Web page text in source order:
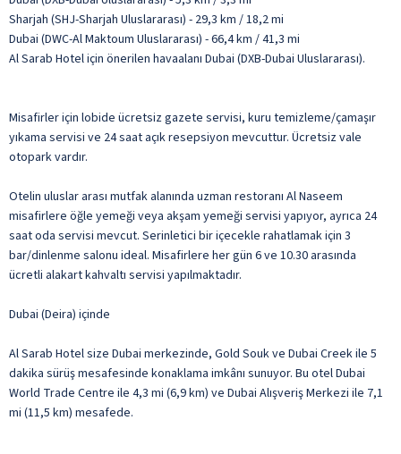
Sharjah (SHJ-Sharjah Uluslararası) - 29,3 km / 18,2 mi
Dubai (DWC-Al Maktoum Uluslararası) - 66,4 km / 41,3 mi
Al Sarab Hotel için önerilen havaalanı Dubai (DXB-Dubai Uluslararası).
Misafirler için lobide ücretsiz gazete servisi, kuru temizleme/çamaşır
yıkama servisi ve 24 saat açık resepsiyon mevcuttur. Ücretsiz vale
otopark vardır.
Otelin uluslar arası mutfak alanında uzman restoranı Al Naseem
misafirlere öğle yemeği veya akşam yemeği servisi yapıyor, ayrıca 24
saat oda servisi mevcut. Serinletici bir içecekle rahatlamak için 3
bar/dinlenme salonu ideal. Misafirlere her gün 6 ve 10.30 arasında
ücretli alakart kahvaltı servisi yapılmaktadır.
Dubai (Deira) içinde
Al Sarab Hotel size Dubai merkezinde, Gold Souk ve Dubai Creek ile 5
dakika sürüş mesafesinde konaklama imkânı sunuyor. Bu otel Dubai
World Trade Centre ile 4,3 mi (6,9 km) ve Dubai Alışveriş Merkezi ile 7,1
mi (11,5 km) mesafede.